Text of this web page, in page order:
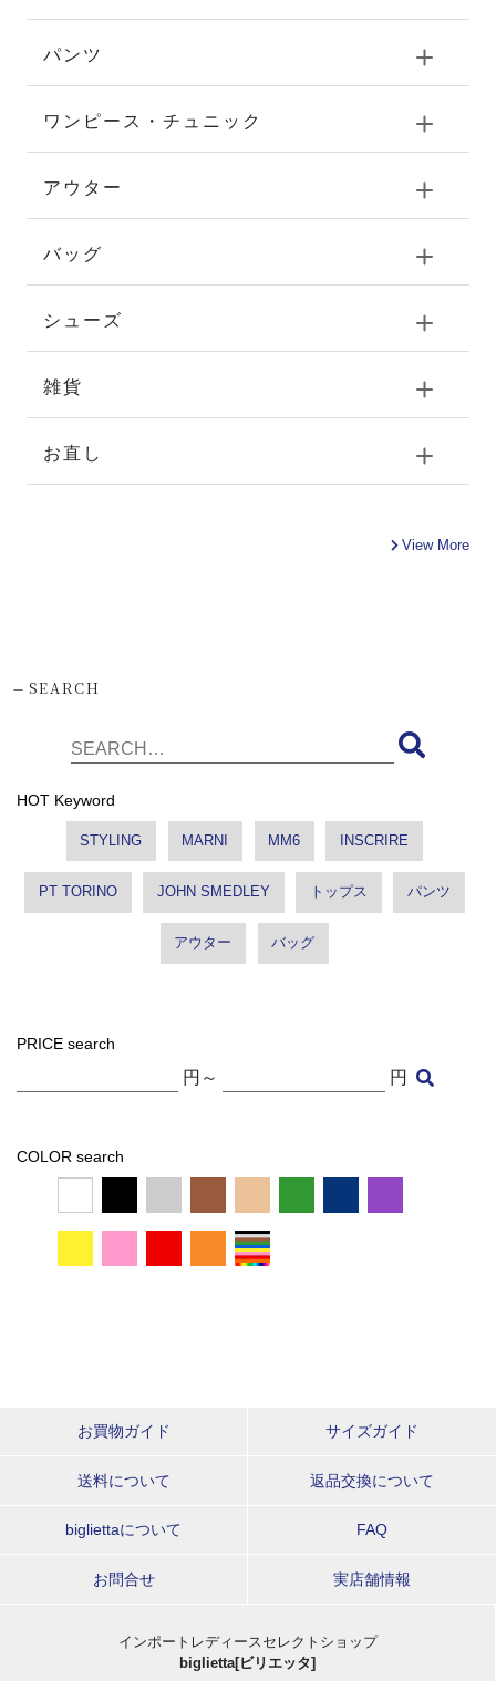
パンツ
ワンピース・チュニック
アウター
バッグ
シューズ
雑貨
お直し
View More
-SEARCH
HOT Keyword
STYLING MARNI MM6 INSCRIRE
PT TORINO JOHN SMEDLEY トップス パンツ
アウター バッグ
PRICE search
円～ 円
COLOR search
お買物ガイド サイズガイド
送料について 返品交換について
bigliettaについて FAQ
お問合せ 実店舗情報
インポートレディースセレクトショップ
biglietta[ビリエッタ]